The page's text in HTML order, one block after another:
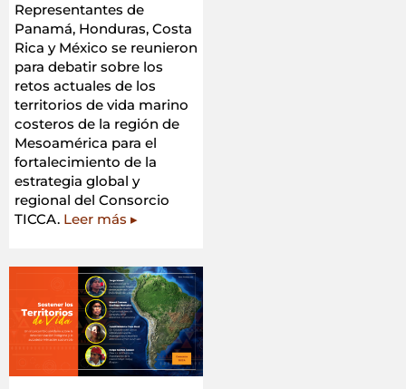
Representantes de
Panamá, Honduras, Costa
Rica y México se reunieron
para debatir sobre los
retos actuales de los
territorios de vida marino
costeros de la región de
Mesoamérica para el
fortalecimiento de la
estrategia global y
regional del Consorcio
TICCA. Leer más ▸